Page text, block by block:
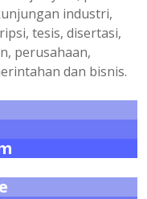
industri,
tesis, disertasi,
perusahaan,
dan bisnis.